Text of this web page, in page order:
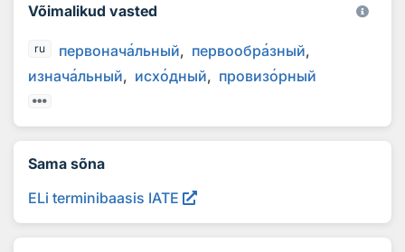
Võimalikud vasted
ru первоначальный первообразный
изначальный исходный провизорный
Sama sõna
ELi terminibaasis IATE